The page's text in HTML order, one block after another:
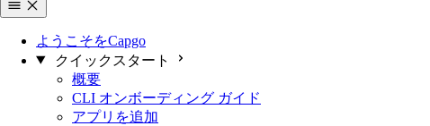
ようこそをCapgo
クイックスタート
概要
CLI オンボーディング ガイド
アプリを追加